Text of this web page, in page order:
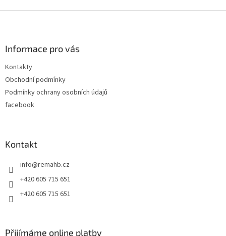
Informace pro vás
Kontakty
Obchodní podmínky
Podmínky ochrany osobních údajů
facebook
Kontakt
info@remahb.cz
+420 605 715 651
+420 605 715 651
Přijímáme online platby